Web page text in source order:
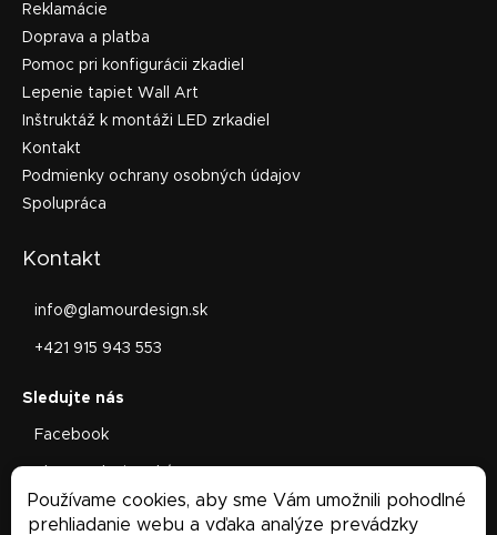
Používame cookies, aby sme Vám umožnili pohodlné
prehliadanie webu a vďaka analýze prevádzky
Reklamácie
Doprava a platba
Pomoc pri konfigurácii zkadiel
Lepenie tapiet Wall Art
Inštruktáž k montáži LED zrkadiel
Kontakt
Podmienky ochrany osobných údajov
Spolupráca
Kontakt
info@glamourdesign.sk
+421 915 943 553
Facebook
Facebook